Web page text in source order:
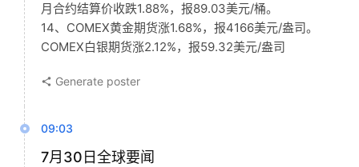
月合约结算价收跌1.88%，报89.03美元/桶。
14、COMEX黄金期货涨1.68%，报4166美元/盎司。
COMEX白银期货涨2.12%，报59.32美元/盎司
Generate poster
09:03
7月30日全球要闻